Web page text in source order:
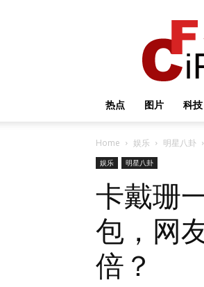
热点 图片 科技
Home 娱乐 明星八卦
娱乐 明星八卦
卡戴珊
包，网
倍？